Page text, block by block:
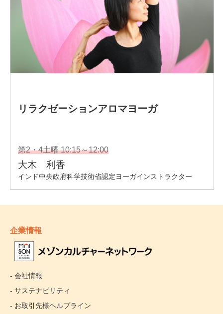
企業情報
- 会社情報
- サステナビリティ
- お取引先様ヘルプライン